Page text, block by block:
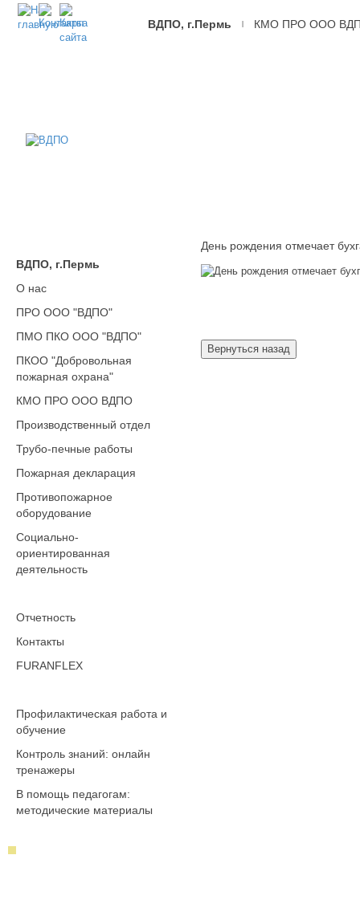
ВДПО, г.Пермь КМО ПРО ООО
ВДПО, г.Пермь
О нас
ПРО ООО "ВДПО"
ПМО ПКО ООО "ВДПО"
ПКОО "Добровольная
пожарная охрана"
КМО ПРО ООО ВДПО
Производственный отдел
Трубо-печные работы
Пожарная декларация
Противопожарное
оборудование
Социально-
ориентированная
деятельность
Отчетность
Контакты
FURANFLEX
Профилактическая работа и
обучение
Контроль знаний: онлайн
тренажеры
В помощь педагогам:
методические материалы
День рождения отмечает